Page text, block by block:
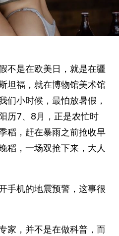
不是在欧美日，就是在疆
坦福，就在博物馆美术馆
们小时候，最怕放暑假，
历7、8月，正是农忙时
稻，赶在暴雨之前抢收早
稻，一场双抢下来，大人
手机的地震预警，这事很
家，并不是在做科普，而